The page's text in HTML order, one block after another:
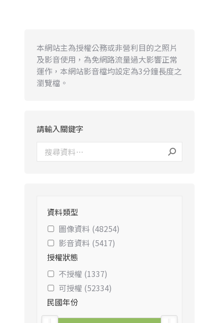
本網站主為授權公務或非營利目的之照片
及影音使用，為免網路流量過大影響正常
運作，本網站影音檔均設定為3分鐘長度之
瀏覽檔。
請輸入關鍵字
資料類型
圖像資料 (48254)
影音資料 (5417)
授權狀態
不授權 (1337)
可授權 (52334)
民國年份